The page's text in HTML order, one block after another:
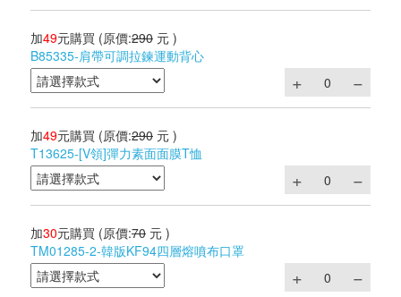
加49元購買 (原價:290 元 )
B85335-肩帶可調拉鍊運動背心
加49元購買 (原價:290 元 )
T13625-[V領]彈力素面面膜T恤
加30元購買 (原價:70 元 )
TM01285-2-韓版KF94四層熔噴布口罩